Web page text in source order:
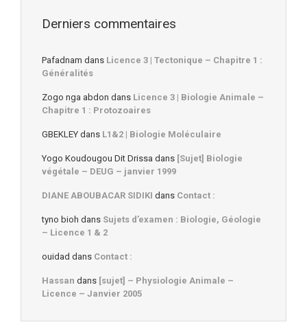
Derniers commentaires
Pafadnam dans Licence 3 | Tectonique – Chapitre 1 :
Généralités
Zogo nga abdon dans Licence 3 | Biologie Animale –
Chapitre 1 : Protozoaires
GBEKLEY dans L1&2 | Biologie Moléculaire
Yogo Koudougou Dit Drissa dans [Sujet] Biologie
végétale – DEUG – janvier 1999
DIANE ABOUBACAR SIDIKI dans Contact :
tyno bioh dans Sujets d’examen : Biologie, Géologie
– Licence 1 & 2
ouidad dans Contact :
Hassan dans [sujet] – Physiologie Animale –
Licence – Janvier 2005